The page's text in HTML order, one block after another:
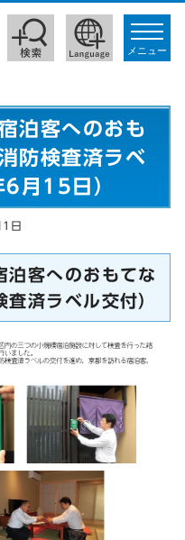
toggle
メニュー
泊客へのおも
防検査済ラベ
月15日）
日
泊客へのおもてな
済ラベル交付）